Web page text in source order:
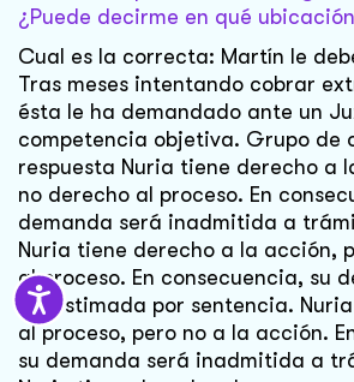
¿Puede decirme en qué
Cual es la correcta: Martín le
Tras meses intentando cobrar
ésta le ha demandado ante un
competencia objetiva. Grupo de
respuesta Nuria tiene derecho a
no derecho al proceso. En
demanda será inadmitida a
Nuria tiene derecho a la acción,
al proceso. En consecuencia, su
desestimada por sentencia.
al proceso, pero no a la acción.
su demanda será inadmitida a